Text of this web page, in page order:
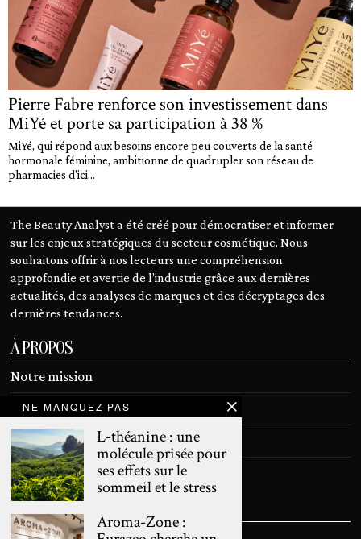
Pierre Fabre renforce son investissement dans
MiYé et porte sa participation à 38 %
MiYé, qui répond aux besoins encore peu couverts de la santé
hormonale féminine, ambitionne de quadrupler son réseau de
pharmacies d'ici...
The Beauty Analyst a été créé pour démocratiser et informer
sur les enjeux stratégiques du secteur cosmétique. Nous
souhaitons offrir à nos lecteurs une compréhension
approfondie et avertie de l’industrie grâce aux dernières
actualités, des analyses de marques et des décryptages des
dernières tendances.
À PROPOS
Notre mission
Devenir contributeur
Contact
Mentions légales
SUIVEZ NOUS
NE MANQUEZ PAS
L-théanine : une
molécule prisée pour
ses effets sur le
sommeil et le stress
Aroma-Zone :